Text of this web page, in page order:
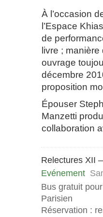
À l’occasion
l’Espace
de
livre ;
ouvrage
décembre
proposition
Épouser
Manzetti
collaboration
Relectures XII
Evénement
Bus gratuit
Parisien
Réservation :